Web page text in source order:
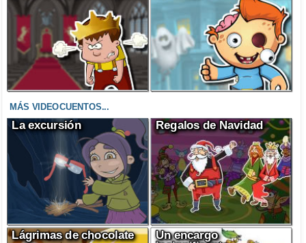
MÁS VIDEOCUENTOS...
La excursión Regalos de Navidad
Lágrimas de chocolate
Un encargo